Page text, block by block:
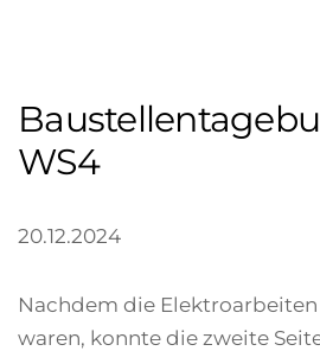
WS4
20.12.2024
Nachdem die
waren, konnte die zweite